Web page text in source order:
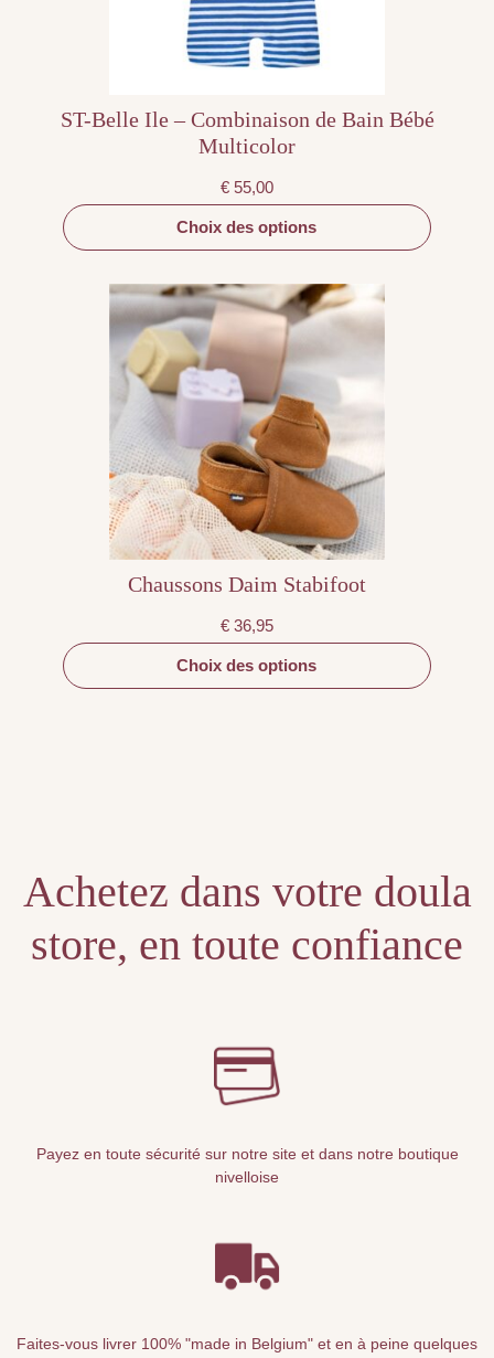
ST-Belle Ile – Combinaison de Bain Bébé
Multicolor
€ 55,00
Choix des options
la
page
du
produit
Chaussons Daim Stabifoot
€ 36,95
Choix des options
Ce
produit
plusieurs
variations.
options
peuvent
être
choisies
sur
la
page
du
produit
Achetez dans votre doula
store, en toute confiance
Payez en toute sécurité sur notre site et dans notre boutique
nivelloise
Faites-vous livrer 100% "made in Belgium" et en à peine quelques